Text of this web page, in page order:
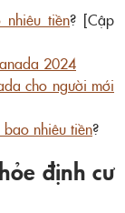
tiền? [Cập
2024
cho người mới
nhiêu tiền?
định cư